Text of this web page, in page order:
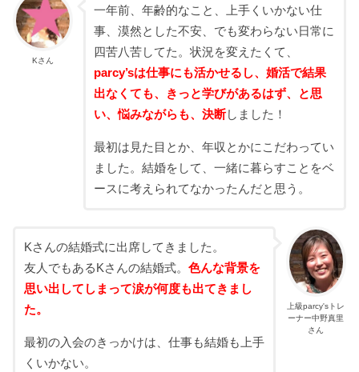
Kさん
一年前、年齢的なこと、上手くいかない仕
事、漠然とした不安、でも変わらない日常に
四苦八苦してた。状況を変えたくて、
parcy’sは仕事にも活かせるし、婚活で結果
出なくても、きっと学びがあるはず、と思
い、悩みながらも、決断しました！
最初は見た目とか、年収とかにこだわってい
ました。結婚をして、一緒に暮らすことをベ
ースに考えられてなかったんだと思う。
上級parcy'sトレ
ーナー中野真里
さん
Kさんの結婚式に出席してきました。
友人でもあるKさんの結婚式。 色んな背景を
思い出してしまって涙が何度も出てきまし
た。
最初の入会のきっかけは、仕事も結婚も上手
くいかない。